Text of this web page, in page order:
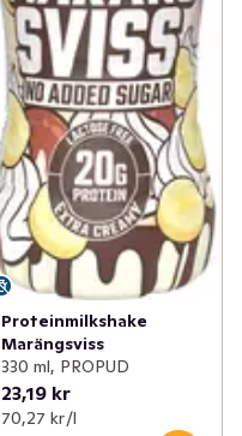
Proteinmilkshake
Marängsviss
330 ml, PROPUD
23,19 kr
70,27 kr /l